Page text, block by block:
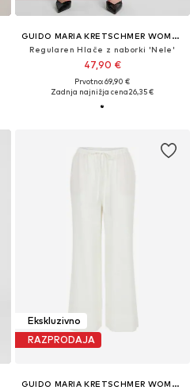
GUIDO MARIA KRETSCHMER WOMEN
Regularen Hlače z naborki 'Nele'
47,90 €
Prvotno: 69,90 €
Zadnja najnižja cena26,35 €
Ekskluzivno
RAZPRODAJA
GUIDO MARIA KRETSCHMER WOMEN